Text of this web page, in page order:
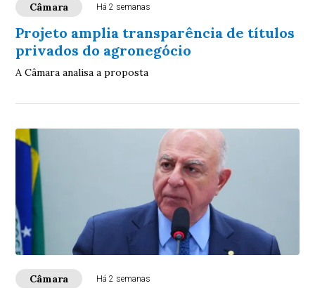
Câmara Há 2 semanas
Projeto amplia transparência de títulos
privados do agronegócio
A Câmara analisa a proposta
Câmara Há 2 semanas